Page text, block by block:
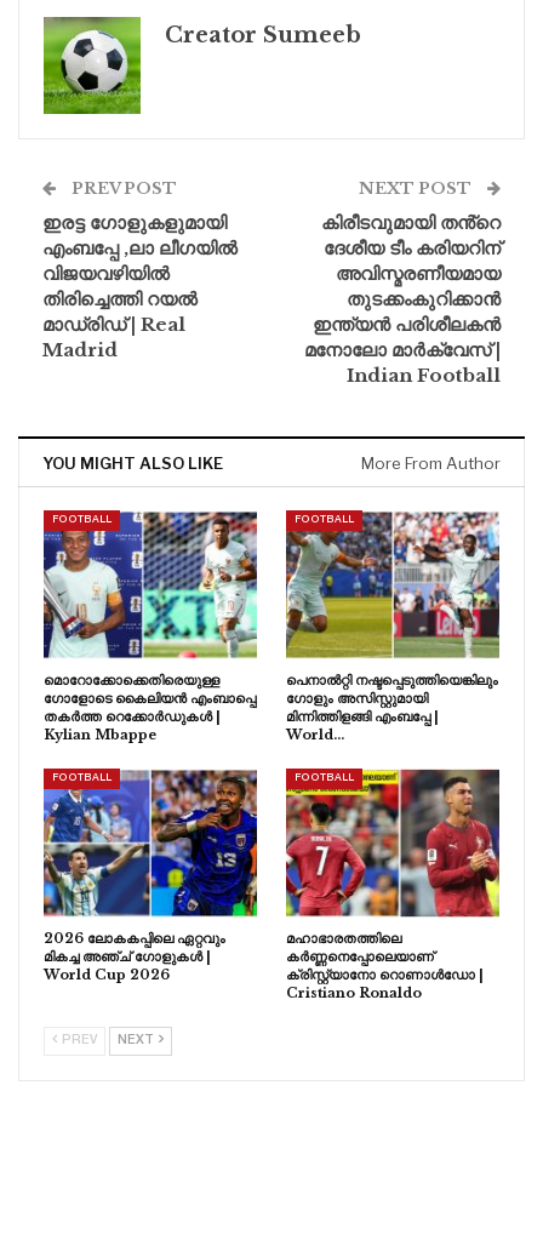
Creator Sumeeb
PREV POST
ഇരട്ട ഗോളുകളുമായി
എംബപ്പേ ,ലാ ലീഗയിൽ
വിജയവഴിയിൽ
തിരിച്ചെത്തി റയൽ
മാഡ്രിഡ് | Real
Madrid
NEXT POST
കിരീടവുമായി തൻ്റെ
ദേശീയ ടീം കരിയറിന്
അവിസ്മരണീയമായ
തുടക്കംകുറിക്കാൻ
ഇന്ത്യൻ പരിശീലകൻ
മനോലോ മാർക്വേസ് |
Indian Football
YOU MIGHT ALSO LIKE More From Author
FOOTBALL
മൊറോക്കോക്കെതിരെയുള്ള
ഗോളോടെ കൈലിയൻ എംബാപ്പെ
തകർത്ത റെക്കോർഡുകൾ |
Kylian Mbappe
FOOTBALL
പെനാൽറ്റി നഷ്ടപ്പെടുത്തിയെങ്കിലും
ഗോളും അസിസ്റ്റുമായി
മിന്നിത്തിളങ്ങി എംബപ്പേ |
World…
FOOTBALL
2026 ലോകകപ്പിലെ ഏറ്റവും
മികച്ച അഞ്ച് ഗോളുകൾ |
World Cup 2026
FOOTBALL
മഹാഭാരതത്തിലെ
കർണ്ണനെപ്പോലെയാണ്
ക്രിസ്റ്റ്യാനോ റൊണാൾഡോ |
Cristiano Ronaldo
PREV NEXT